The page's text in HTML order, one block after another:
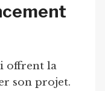
offrent la
son projet.